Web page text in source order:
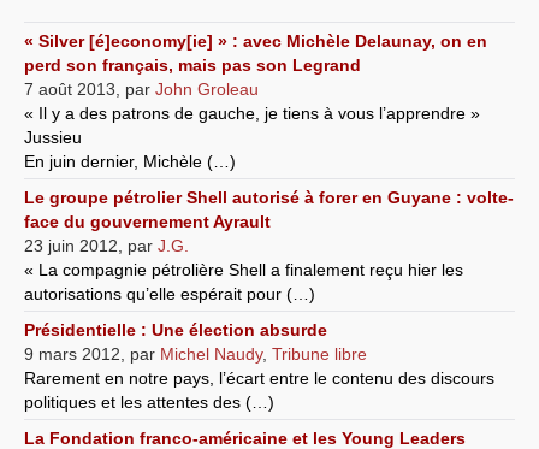
« Silver [é]economy[ie] » : avec Michèle Delaunay, on en
perd son français, mais pas son Legrand
7 août 2013
par John Groleau
« Il y a des patrons de gauche, je tiens à vous l’apprendre »
Jussieu
En juin dernier, Michèle (…)
Le groupe pétrolier Shell autorisé à forer en Guyane : volte-
face du gouvernement Ayrault
23 juin 2012
par J.G.
« La compagnie pétrolière Shell a finalement reçu hier les
autorisations qu’elle espérait pour (…)
Présidentielle : Une élection absurde
9 mars 2012
par Michel Naudy, Tribune libre
Rarement en notre pays, l’écart entre le contenu des discours
politiques et les attentes des (…)
La Fondation franco-américaine et les Young Leaders